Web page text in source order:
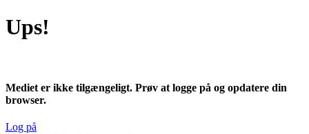
Ups!
Mediet er ikke tilgængeligt. Prøv at logge på og opdatere din
browser.
Log på